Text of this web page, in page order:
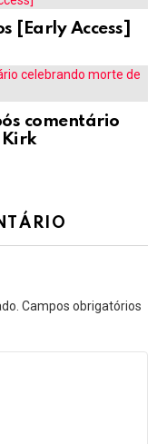
[Early Access]
comentário
Kirk
Campos obrigatórios